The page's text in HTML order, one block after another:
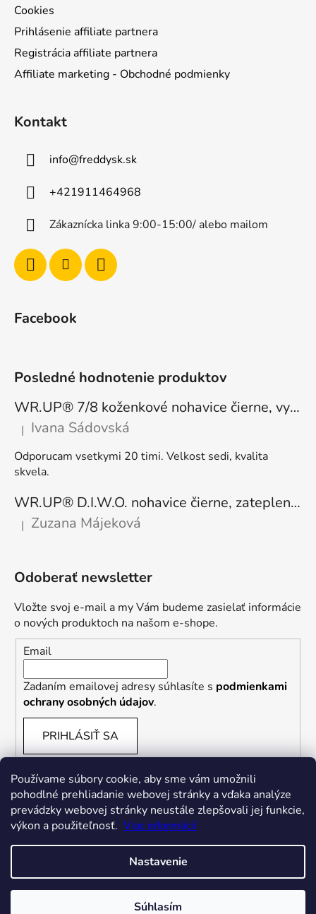
Používame súbory cookie, aby sme vám umožnili
pohodlné prehliadanie webovej stránky a vďaka analýze
prevádzky webovej stránky neustále zlepšovali jej funkcie,
výkon a použiteľnosť. Viac informácií
Nastavenie
Súhlasím
Cookies
Prihlásenie affiliate partnera
Registrácia affiliate partnera
Affiliate marketing - Obchodné podmienky
Kontakt
info@freddysk.sk
+421911464968
Zákaznícka linka 9:00-15:00/ alebo mailom
Facebook
Posledné hodnotenie produktov
WR.UP® 7/8 koženkové nohavice čierne, vysoký pás RE(MOVE) WRUP4HC006PREC, N
Hodnotenie produktu je 5 z 5 hviezdičiek.
| Ivana Sádovská
Odporucam vsetkymi 20 timi. Velkost sedi, kvalita
skvela.
WR.UP® D.I.W.O. nohavice čierne, zateplené, regular pás, WRUP1RF444, N
Hodnotenie produktu je 5 z 5 hviezdičiek.
| Zuzana Májeková
Odoberať newsletter
Vložte svoj e-mail a my Vám budeme zasielať informácie
o nových produktoch na našom e-shope.
Email
Zadaním emailovej adresy súhlasíte s podmienkami
ochrany osobných údajov.
PRIHLÁSIŤ SA
Vytvoril Shoptet
FREDDYSLOVAKIA